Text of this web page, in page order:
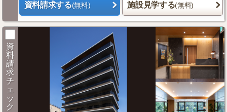
資料請求する(無料) 施設見学する(無料)
資
料
請
求
チ
ェ
ッ
ク